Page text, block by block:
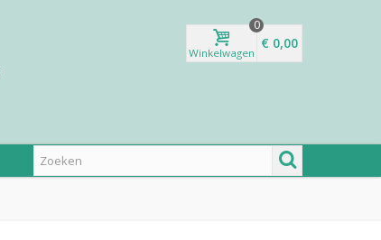
Winkelwagen
0
€ 0,00